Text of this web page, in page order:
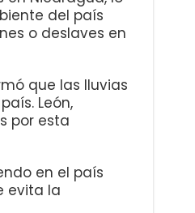
del país
o deslaves en
que las lluvias
León,
por esta
en el país
evita la